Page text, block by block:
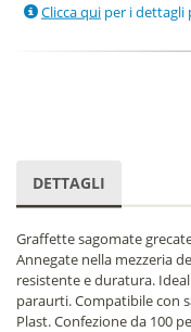
Clicca qui per i
DETTAGLI
Graffette sagomate
Annegate nella mezzeria
resistente e duratura.
paraurti. Compatibile con
Plast. Confezione da 100